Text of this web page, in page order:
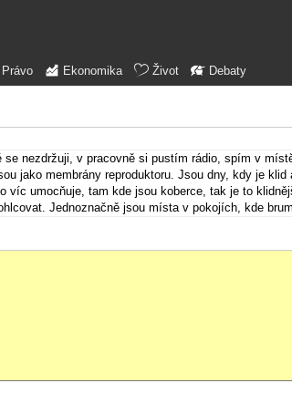
Právo Ekonomika Život Debaty
nezdržuji, v pracovně si pustím rádio, spím v
jako membrány reproduktoru. Jsou dny, kdy je
víc umocňuje, tam kde jsou koberce, tak je to
Jednoznačně jsou místa v pokojích, kde